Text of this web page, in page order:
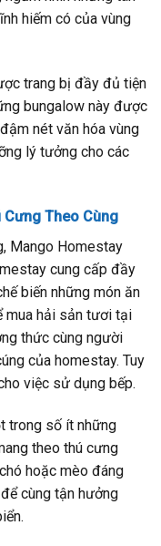
hiếm có của vùng
trang bị đầy đủ tiện
bungalow này được
nét văn hóa vùng
lý tưởng cho các
Cưng Theo Cùng
Mango Homestay
cung cấp đầy
biến những món ăn
mua hải sản tươi tại
thức cùng người
của homestay. Tuy
việc sử dụng bếp.
trong số ít những
theo thú cưng
hoặc mèo đáng
cùng tận hưởng